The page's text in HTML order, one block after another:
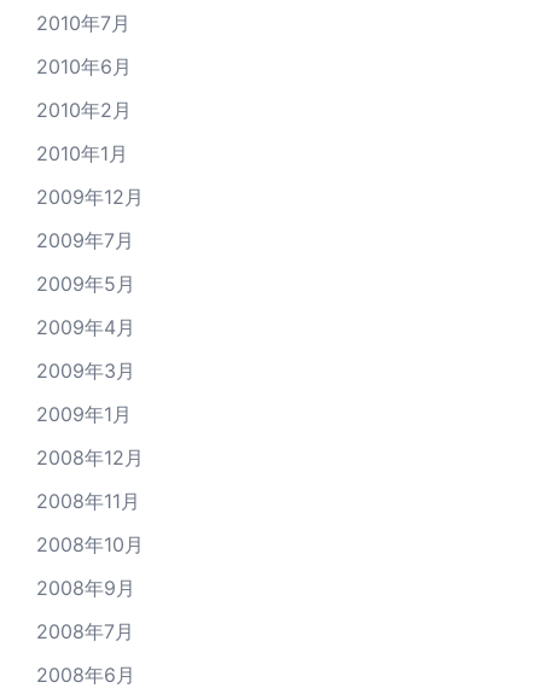
2010年7月
2010年6月
2010年2月
2010年1月
2009年12月
2009年7月
2009年5月
2009年4月
2009年3月
2009年1月
2008年12月
2008年11月
2008年10月
2008年9月
2008年7月
2008年6月